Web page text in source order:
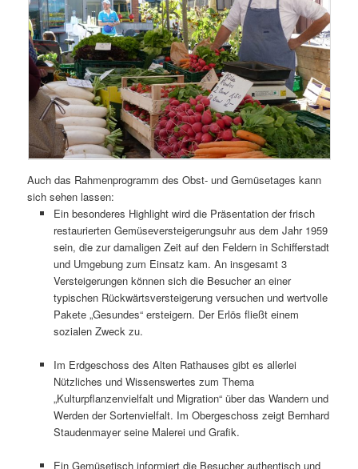
Auch das Rahmenprogramm des Obst- und Gemüsetages kann
sich sehen lassen:
Ein besonderes Highlight wird die Präsentation der frisch
restaurierten Gemüseversteigerungsuhr aus dem Jahr 1959
sein, die zur damaligen Zeit auf den Feldern in Schifferstadt
und Umgebung zum Einsatz kam. An insgesamt 3
Versteigerungen können sich die Besucher an einer
typischen Rückwärtsversteigerung versuchen und wertvolle
Pakete „Gesundes“ ersteigern. Der Erlös fließt einem
sozialen Zweck zu.
Im Erdgeschoss des Alten Rathauses gibt es allerlei
Nützliches und Wissenswertes zum Thema
„Kulturpflanzenvielfalt und Migration“ über das Wandern und
Werden der Sortenvielfalt. Im Obergeschoss zeigt Bernhard
Staudenmayer seine Malerei und Grafik.
Ein Gemüsetisch informiert die Besucher authentisch und